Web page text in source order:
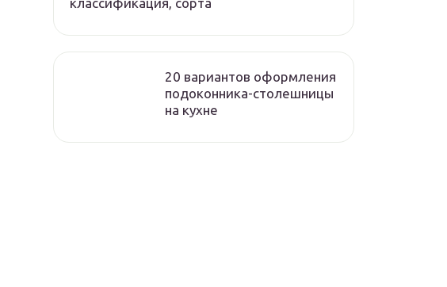
20 вариантов оформления
подоконника-столешницы
на кухне